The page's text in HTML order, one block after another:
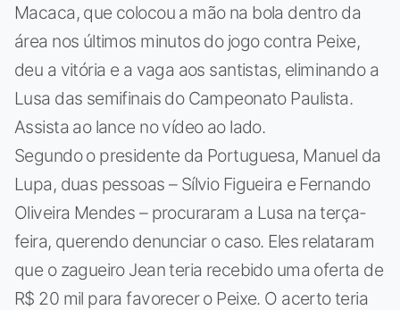
Macaca, que colocou a mão na bola dentro da
área nos últimos minutos do jogo contra Peixe,
deu a vitória e a vaga aos santistas, eliminando a
Lusa das semifinais do Campeonato Paulista.
Assista ao lance no vídeo ao lado.
Segundo o presidente da Portuguesa, Manuel da
Lupa, duas pessoas – Sílvio Figueira e Fernando
Oliveira Mendes – procuraram a Lusa na terça-
feira, querendo denunciar o caso. Eles relataram
que o zagueiro Jean teria recebido uma oferta de
R$ 20 mil para favorecer o Peixe. O acerto teria